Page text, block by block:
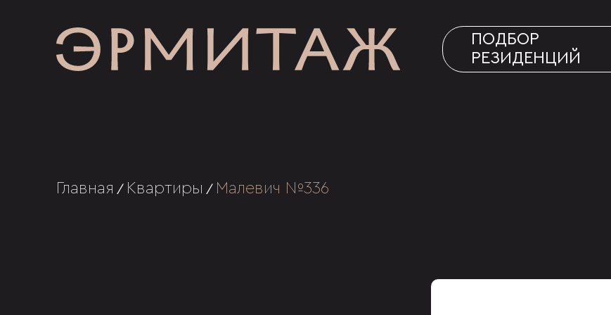
ПОДБОР
РЕЗИДЕНЦИЙ
Главная / Квартиры / Малевич №336